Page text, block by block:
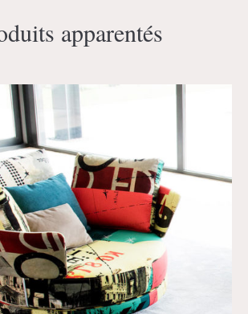
apparentés